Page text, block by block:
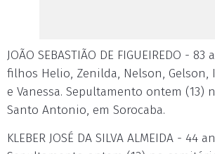
JOÃO SEBASTIÃO DE FIGUEIREDO -
filhos Helio, Zenilda, Nelson, Gelson,
e Vanessa. Sepultamento ontem (13)
Santo Antonio, em Sorocaba.
KLEBER JOSÉ DA SILVA ALMEIDA - 44